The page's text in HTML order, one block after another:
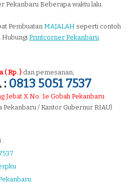
Pekanbaru Beberapa waktu lalu.
Pembuatan MAJALAH seperti contoh
Hubungi Printcorner Pekanbaru
( Rp. ) dan pemesanan,
: 0813 5051 7537
Jebat X No. 1e Gobah Pekanbaru
Pekanbaru / Kantor Gubernur RIAU)
: